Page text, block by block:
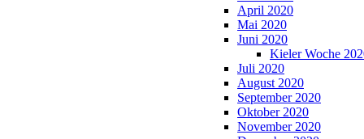
April 2020
Mai 2020
Juni 2020
Kieler Woche
Juli 2020
August 2020
September 2020
Oktober 2020
November 2020